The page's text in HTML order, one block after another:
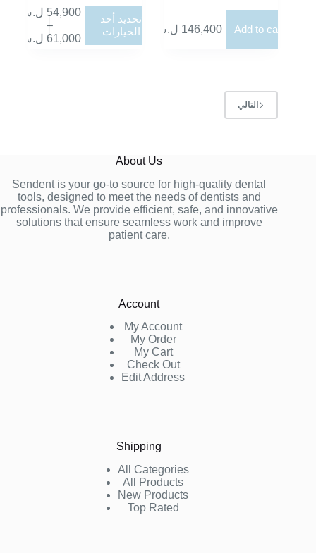
54,900 ل.س
–
61,000 ل.س
نطاق
تحديد أحد
الخيارات
هناك
من
146,400 ل.س Add to cart
التالي
About Us
Sendent is your go-to source for high-quality dental
tools, designed to meet the needs of dentists and
professionals. We provide efficient, safe, and innovative
solutions that ensure seamless work and improve
patient care.
Account
My Account
My Order
My Cart
Check Out
Edit Address
Shipping
All Categories
All Products
New Products
Top Rated